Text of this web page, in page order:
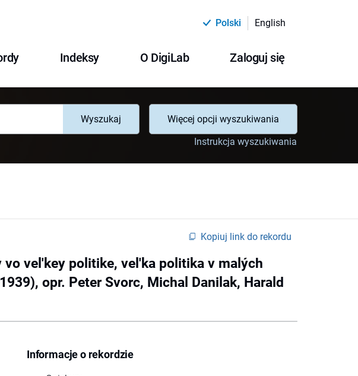
Polski English
Indeksy O DigiLab Zaloguj się
Wyszukaj
Więcej opcji wyszukiwania
Instrukcja wyszukiwania
Kopiuj link do rekordu
vel'key politike, vel'ka politika v malých
opr. Peter Svorc, Michal Danilak, Harald
Informacje o rekordzie